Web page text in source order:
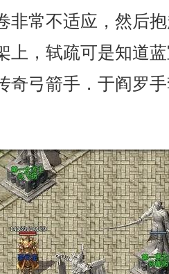
非常不适应，然后
上，轼疏可是知道
奇弓箭手．于阎罗